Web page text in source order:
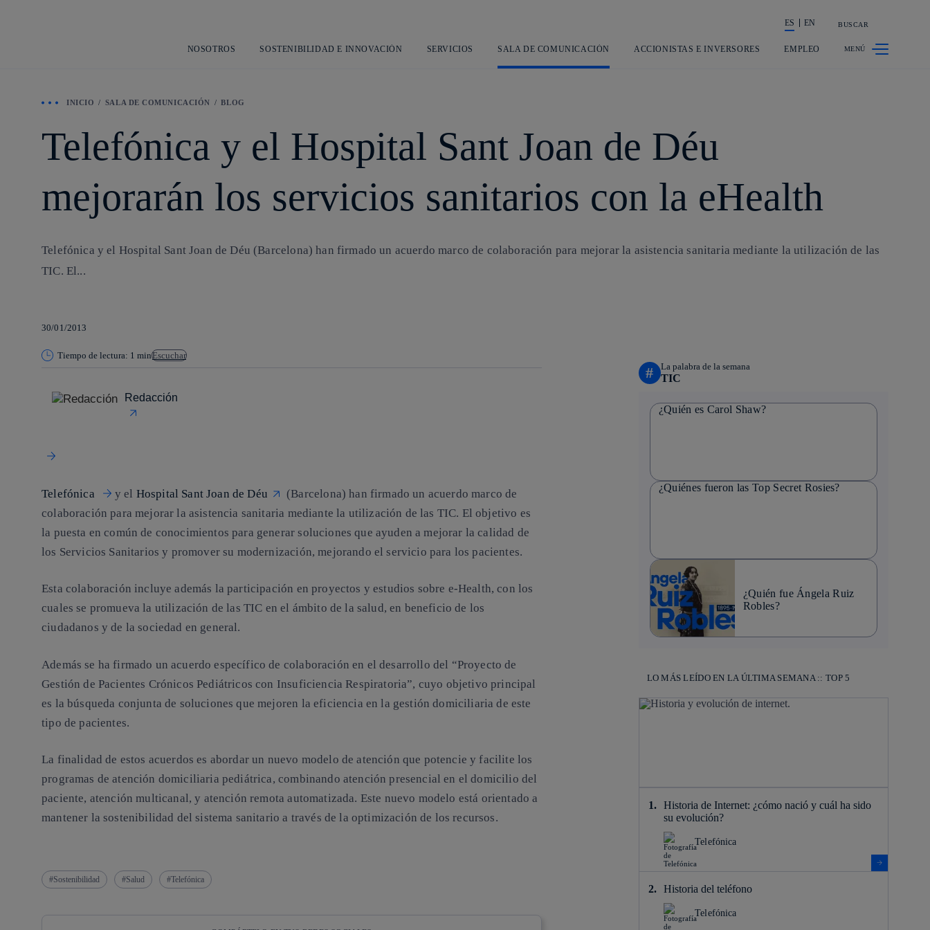
principal
La acción en accionistas e inversores
ES EN BUSCAR
NOSOTROS SOSTENIBILIDAD E INNOVACIÓN SERVICIOS SALA DE COMUNICACIÓN ACCIONISTAS E INVERSORES EMPLEO
INICIO SALA DE COMUNICACIÓN BLOG
Telefónica y el Hospital Sant Joan de Déu
mejorarán los servicios sanitarios con la eHealth
Telefónica y el Hospital Sant Joan de Déu (Barcelona) han firmado un acuerdo marco de colaboración para mejorar la asistencia sanitaria mediante la utilización de las
TIC. El...
30/01/2013
Tiempo de lectura: 1 minEscuchar
Redacción
Telefónica y el Hospital Sant Joan de Déu
(Barcelona) han firmado un acuerdo marco de
colaboración para mejorar la asistencia sanitaria mediante la utilización de las TIC. El objetivo es
la puesta en común de conocimientos para generar soluciones que ayuden a mejorar la calidad de
los Servicios Sanitarios y promover su modernización, mejorando el servicio para los pacientes.
Esta colaboración incluye además la participación en proyectos y estudios sobre e-Health, con los
cuales se promueva la utilización de las TIC en el ámbito de la salud, en beneficio de los
ciudadanos y de la sociedad en general.
Además se ha firmado un acuerdo específico de colaboración en el desarrollo del “Proyecto de
Gestión de Pacientes Crónicos Pediátricos con Insuficiencia Respiratoria”, cuyo objetivo principal
es la búsqueda conjunta de soluciones que mejoren la eficiencia en la gestión domiciliaria de este
tipo de pacientes.
La finalidad de estos acuerdos es abordar un nuevo modelo de atención que potencie y facilite los
programas de atención domiciliaria pediátrica, combinando atención presencial en el domicilio del
paciente, atención multicanal, y atención remota automatizada. Este nuevo modelo está orientado a
mantener la sostenibilidad del sistema sanitario a través de la optimización de los recursos.
Sostenibilidad Salud Telefónica
# La palabra de la semana
TIC
¿Quién es Carol Shaw?
¿Quiénes fueron las Top Secret Rosies?
¿Quién fue Ángela Ruiz
Robles?
LO MÁS LEÍDO EN LA ÚLTIMA SEMANA :: TOP 5
Historia de Internet: ¿cómo nació y cuál ha sido
su evolución?
Telefónica
Historia del teléfono
Telefónica